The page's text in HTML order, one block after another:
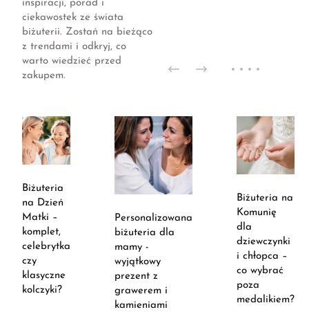
inspiracji, porad i
ciekawostek ze świata
biżuterii. Zostań na bieżąco
z trendami i odkryj, co
warto wiedzieć przed
zakupem.
Biżuteria
na Dzień
Matki –
komplet,
celebrytka
czy
klasyczne
kolczyki?
Personalizowana
biżuteria dla
mamy -
wyjątkowy
prezent z
grawerem i
kamieniami
Biżuteria na
Komunię
dla
dziewczynki
i chłopca –
co wybrać
poza
medalikiem?